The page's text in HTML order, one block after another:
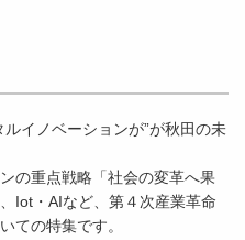
イノベーションが”が秋田の未
の重点戦略「社会の変革へ果
Iot・AIなど、第４次産業革命
ての特集です。